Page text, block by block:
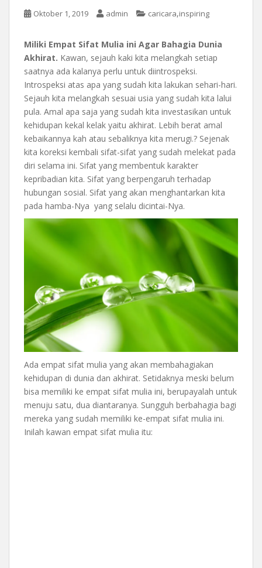
Oktober 1, 2019 admin caricara,inspiring
Miliki Empat Sifat Mulia ini Agar Bahagia Dunia
Akhirat. Kawan, sejauh kaki kita melangkah setiap
saatnya ada kalanya perlu untuk diintrospeksi.
Introspeksi atas apa yang sudah kita lakukan sehari-hari.
Sejauh kita melangkah sesuai usia yang sudah kita lalui
pula. Amal apa saja yang sudah kita investasikan untuk
kehidupan kekal kelak yaitu akhirat. Lebih berat amal
kebaikannya kah atau sebaliknya kita merugi.? Sejenak
kita koreksi kembali sifat-sifat yang sudah melekat pada
diri selama ini. Sifat yang membentuk karakter
kepribadian kita. Sifat yang berpengaruh terhadap
hubungan sosial. Sifat yang akan menghantarkan kita
pada hamba-Nya yang selalu dicintai-Nya.
Ada empat sifat mulia yang akan membahagiakan
kehidupan di dunia dan akhirat. Setidaknya meski belum
bisa memiliki ke empat sifat mulia ini, berupayalah untuk
menuju satu, dua diantaranya. Sungguh berbahagia bagi
mereka yang sudah memiliki ke-empat sifat mulia ini.
Inilah kawan empat sifat mulia itu: